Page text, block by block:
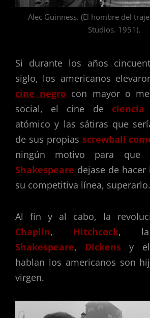
Alec Guinness. (El hombre del
Studios. 1951).
Si durante los años
siglo, los americanos
cine negro con mayor o
social, el cine deciencia
atómico y las sátiras que
de sus propias screwball
ningún motivo para
Shakespeare dejase de
su competitiva línea, superarlo.
Al fin y al cabo, la
Chaplin, Hitchcock,
Shakespeare, Dickens y el
hablan los americanos son
virgen.